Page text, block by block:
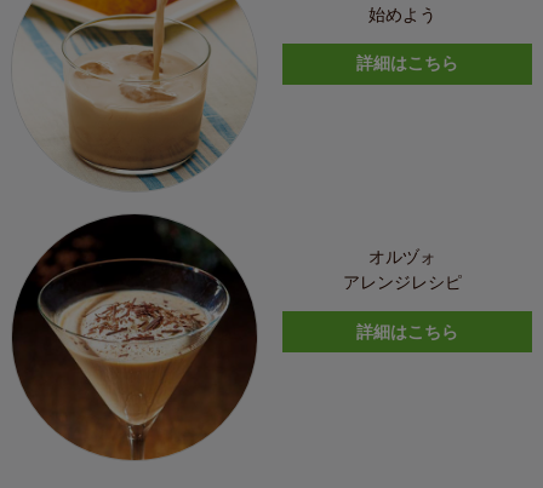
始めよう
詳細はこちら
オルヅォ
アレンジレシピ
詳細はこちら